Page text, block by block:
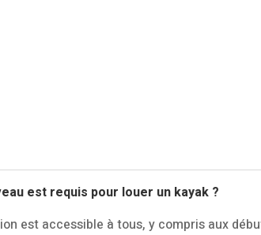
est requis pour louer un kayak ?
est accessible à tous, y compris aux